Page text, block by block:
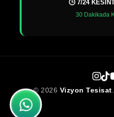
🕒 7/24
30 Dakikada
© 2026 Vizyon Tesisat